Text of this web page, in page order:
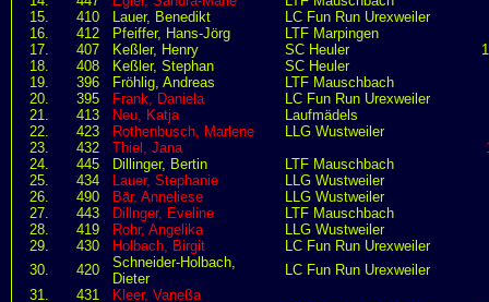
15.
410 Lauer, Benedikt
LC Fun Run Urexweiler
16.
412 Pfeiffer, Hans-Jörg
LTF Marpingen
17.
407 Keßler, Henry SC Heuler
18.
408 Keßler, Stephan
SC Heuler
19.
396 Fröhlig, Andreas
LTF Mauschbach
20.
395 Frank, Daniela
LC Fun Run Urexweiler
21.
413 Neu, Katja
Laufmädels
22.
423 Rothenbusch, Marlene
LLG Wustweiler
23.
432 Thiel, Jana
24.
445 Dillinger, Bertin
LTF Mauschbach
25.
434 Lauer, Stephanie
LLG Wustweiler
26.
490 Bär, Anneliese
LLG Wustweiler
27.
443 Dillnger, Eveline
LTF Mauschbach
28.
419 Rohr, Angelika
LLG Wustweiler
29.
430 Holbach, Birgit
LC Fun Run Urexweiler
30.
420 Schneider-Holbach,
Dieter
LC Fun Run Urexweiler
31.
431
Kleer, Vaneßa